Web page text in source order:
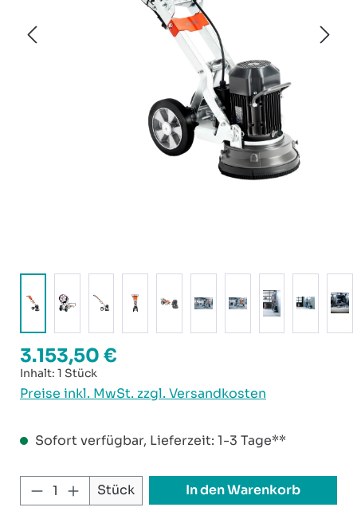
Regulärer Preis:
3.153,50 €
Inhalt: 1 Stück
Preise inkl. MwSt. zzgl. Versandkosten
Sofort verfügbar, Lieferzeit: 1-3 Tage**
Produkt Anzahl: Gib den
Stück In den Warenkorb